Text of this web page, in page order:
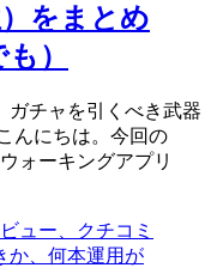
をまとめ
）
ガチャを引くべき武器
んにちは。今回の
ォーキングアプリ